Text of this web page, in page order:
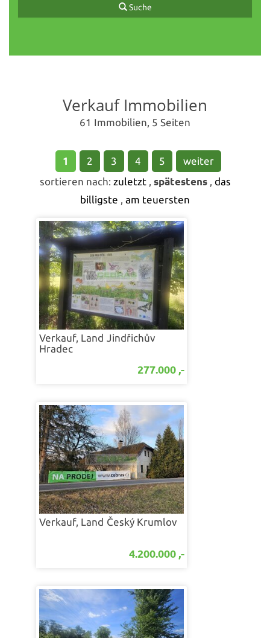
Suche
Verkauf Immobilien
61 Immobilien, 5 Seiten
1 2 3 4 5
weiter
sortieren nach: zuletzt , spätestens , das
billigste , am teuersten
Verkauf, Land Jindřichův
Hradec
277.000 ,-
Verkauf, Land Český Krumlov
4.200.000 ,-